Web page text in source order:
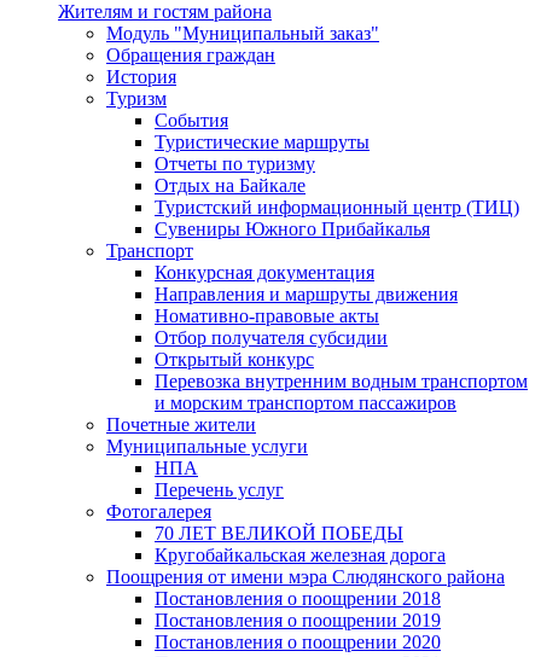
Жителям и гостям района
Модуль "Муниципальный заказ"
Обращения граждан
История
Туризм
События
Туристические маршруты
Отчеты по туризму
Отдых на Байкале
Туристский информационный центр (ТИЦ)
Сувениры Южного Прибайкалья
Транспорт
Конкурсная документация
Направления и маршруты движения
Номативно-правовые акты
Отбор получателя субсидии
Открытый конкурс
Перевозка внутренним водным транспортом
и морским транспортом пассажиров
Почетные жители
Муниципальные услуги
НПА
Перечень услуг
Фотогалерея
70 ЛЕТ ВЕЛИКОЙ ПОБЕДЫ
Кругобайкальская железная дорога
Поощрения от имени мэра Слюдянского района
Постановления о поощрении 2018
Постановления о поощрении 2019
Постановления о поощрении 2020